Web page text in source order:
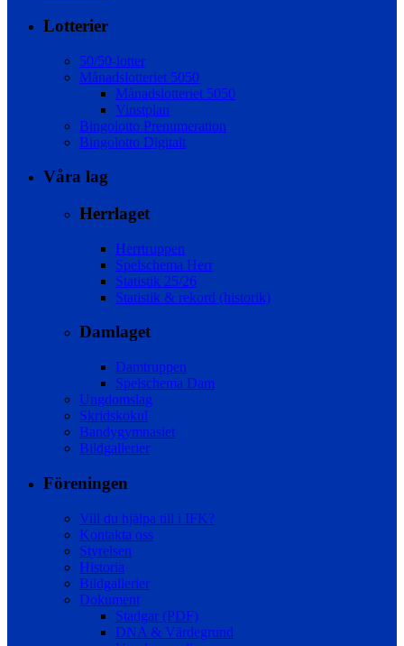
Lotterier
50/50-lotter
Månadslotteriet 5050
Månadslotteriet 5050
Vinstplan
Bingolotto Prenumeration
Bingolotto Digitalt
Våra lag
Herrlaget
Herrtruppen
Spelschema Herr
Statistik 25/26
Statistik & rekord (historik)
Damlaget
Damtruppen
Spelschema Dam
Ungdomslag
Skridskokul
Bandygymnasiet
Bildgallerier
Föreningen
Vill du hjälpa till i IFK?
Kontakta oss
Styrelsen
Historia
Bildgallerier
Dokument
Stadgar (PDF)
DNA & Värdegrund